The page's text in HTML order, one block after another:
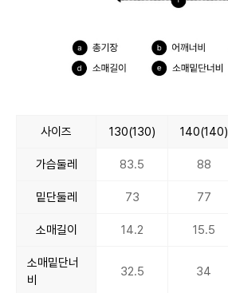
사이즈 130(130) 140(140)
가슴둘레 83.5 88
밑단둘레 73 77
소매길이 14.2 15.5
소매밑단너
비
32.5 34